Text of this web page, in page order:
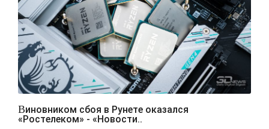
Виновником сбоя в Рунете оказался
«Ростелеком» - «Новости..